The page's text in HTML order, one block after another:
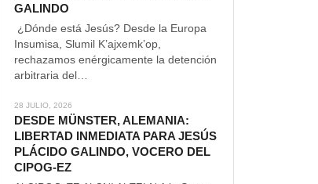
GALINDO
¿Dónde está Jesús? Desde la Europa
Insumisa, Slumil K’ajxemk’op,
rechazamos enérgicamente la detención
arbitraria del…
28 JULIO, 2026
DESDE MÜNSTER, ALEMANIA:
LIBERTAD INMEDIATA PARA JESÚS
PLÁCIDO GALINDO, VOCERO DEL
CIPOG-EZ